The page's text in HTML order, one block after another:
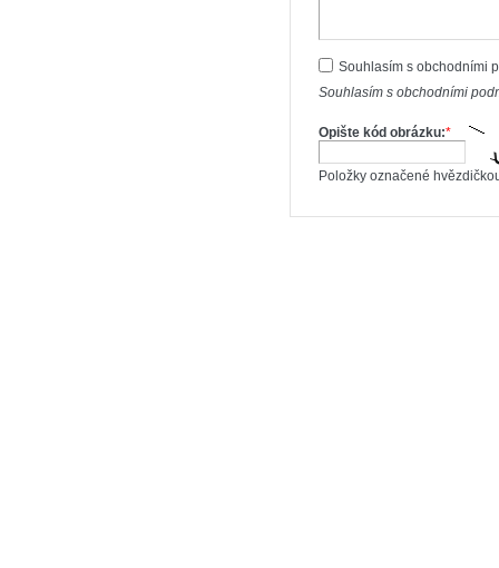
Souhlasím s obchodními
Souhlasím s obchodními
Opište kód obrázku:*
Položky označené